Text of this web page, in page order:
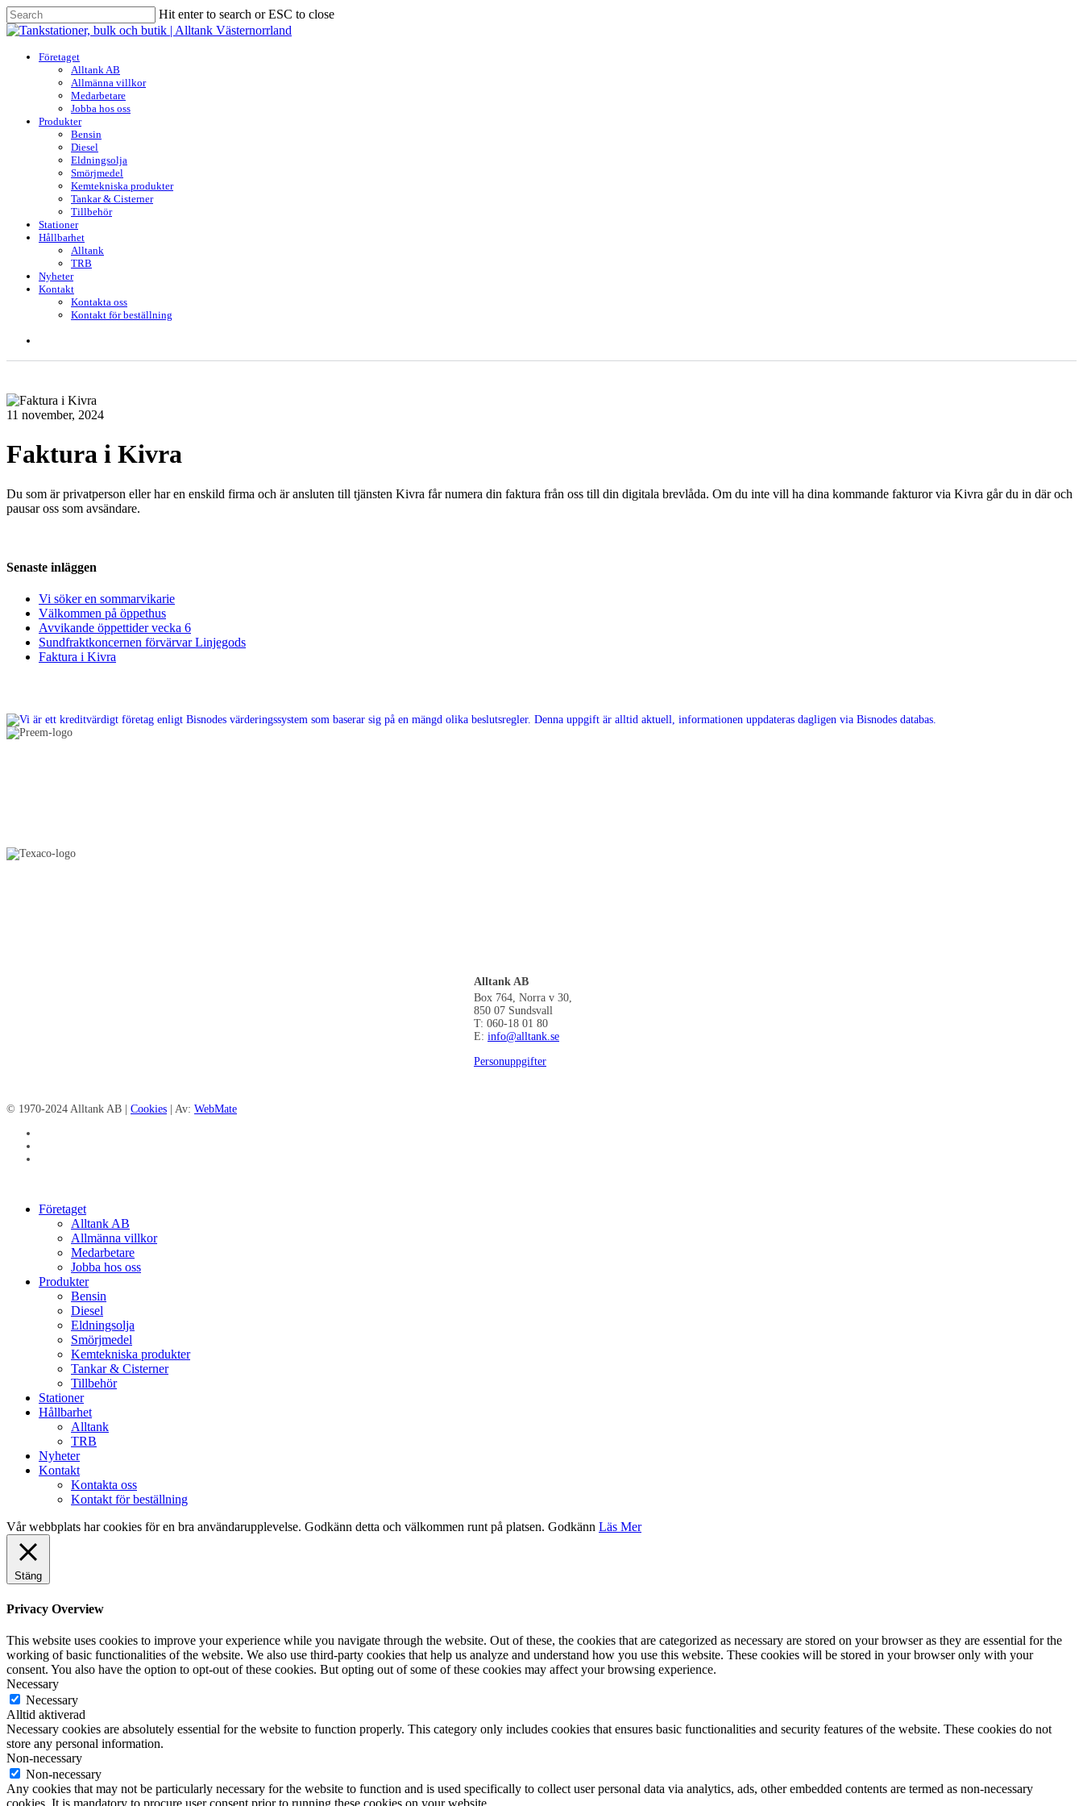
Skip
to
content
Hit enter to search or ESC to close
Close
search
Menu
Företaget
Alltank AB
Allmänna villkor
Medarbetare
Jobba hos oss
Produkter
Bensin
Diesel
Eldningsolja
Smörjmedel
Kemtekniska produkter
Tankar & Cisterner
Tillbehör
Stationer
Hållbarhet
Alltank
TRB
Nyheter
Kontakt
Kontakta oss
Kontakt för beställning
11 november, 2024
Faktura i Kivra
Du som är privatperson eller har en enskild firma och är ansluten till tjänsten Kivra får numera din faktura från oss till din digitala brevlåda. Om du inte vill ha dina kommande fakturor via Kivra går du in där och
pausar oss som avsändare.
Senaste inläggen
Vi söker en sommarvikarie
Välkommen på öppethus
Avvikande öppettider vecka 6
Sundfraktkoncernen förvärvar Linjegods
Faktura i Kivra
Alltank AB
Box 764, Norra v 30,
850 07 Sundsvall
T: 060-18 01 80
E: info@alltank.se
Personuppgifter
© 1970-2024 Alltank AB | Cookies | Av: WebMate
Close
Företaget
Alltank AB
Allmänna villkor
Medarbetare
Jobba hos oss
Produkter
Bensin
Diesel
Eldningsolja
Smörjmedel
Kemtekniska produkter
Tankar & Cisterner
Tillbehör
Stationer
Hållbarhet
Alltank
TRB
Nyheter
Kontakt
Kontakta oss
Kontakt för beställning
Vår webbplats har cookies för en bra användarupplevelse. Godkänn detta och välkommen runt på platsen. Godkänn Läs Mer
Stäng
Privacy Overview
This website uses cookies to improve your experience while you navigate through the website. Out of these, the cookies that are categorized as necessary are stored on your browser as they are essential for the
working of basic functionalities of the website. We also use third-party cookies that help us analyze and understand how you use this website. These cookies will be stored in your browser only with your
consent. You also have the option to opt-out of these cookies. But opting out of some of these cookies may affect your browsing experience.
Necessary
Necessary
Alltid aktiverad
Necessary cookies are absolutely essential for the website to function properly. This category only includes cookies that ensures basic functionalities and security features of the website. These cookies do not
store any personal information.
Non-necessary
Non-necessary
Any cookies that may not be particularly necessary for the website to function and is used specifically to collect user personal data via analytics, ads, other embedded contents are termed as non-necessary
cookies. It is mandatory to procure user consent prior to running these cookies on your website.